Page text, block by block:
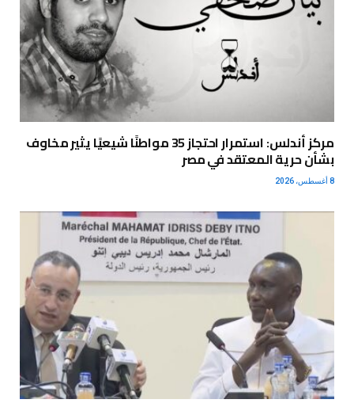
مركز أندلس: استمرار احتجاز 35 مواطنًا شيعيًا يثير مخاوف
بشأن حرية المعتقد في مصر
8 أغسطس، 2026